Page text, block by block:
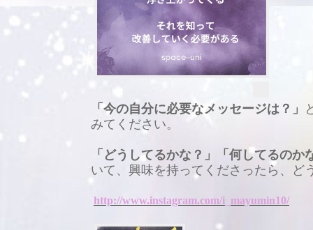
「今の自分に必要なメッセージは？」
みてください。
「どうしてるかな？」「何してるのか
いて、興味を持ってくださったら、ど
http://www.instagram.com/i_mayumin10/